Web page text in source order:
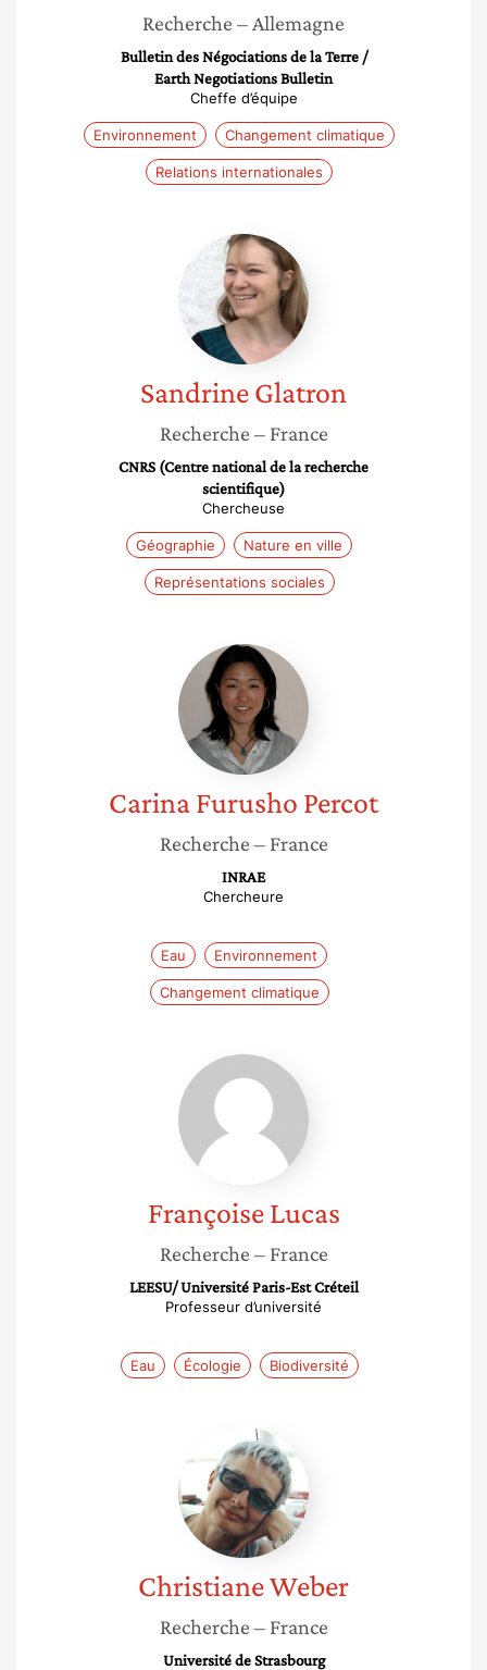
Recherche – Allemagne
Bulletin des Négociations de la Terre /
Earth Negotiations Bulletin
Cheffe d’équipe
Environnement Changement climatique
Relations internationales
Sandrine
Glatron
SandrineGlatron
Recherche – France
CNRS (Centre national de la recherche
scientifique)
Chercheuse
Géographie Nature en ville
Représentations sociales
Carina
Furusho
Percot
CarinaFurusho Percot
Recherche – France
INRAE
Chercheure
Eau Environnement
Changement climatique
Françoise
Lucas
Françoise Lucas
Recherche – France
LEESU/ Université Paris-Est Créteil
Professeur d’université
Eau Écologie Biodiversité
Christiane
Weber
ChristianeWeber
Recherche – France
Université de Strasbourg